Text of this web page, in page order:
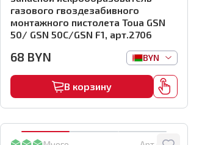
газового гвоздезабивного
монтажного пистолета Toua GSN
50/ GSN 50C/GSN F1, арт.2706
68 BYN BYN
В корзину